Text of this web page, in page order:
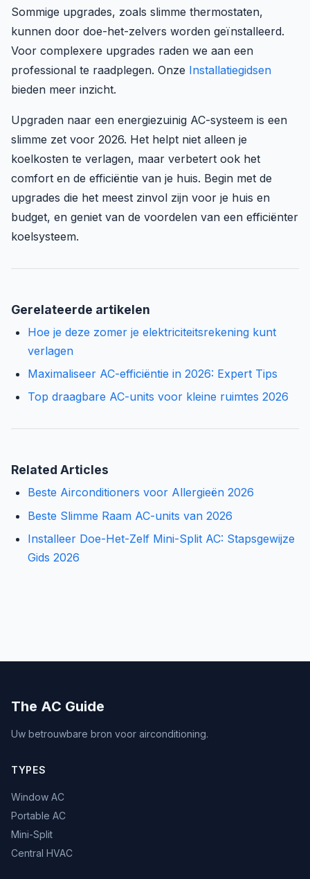
Sommige upgrades, zoals slimme thermostaten,
kunnen door doe-het-zelvers worden geïnstalleerd.
Voor complexere upgrades raden we aan een
professional te raadplegen. Onze Installatiegidsen
bieden meer inzicht.
Upgraden naar een energiezuinig AC-systeem is een
slimme zet voor 2026. Het helpt niet alleen je
koelkosten te verlagen, maar verbetert ook het
comfort en de efficiëntie van je huis. Begin met de
upgrades die het meest zinvol zijn voor je huis en
budget, en geniet van de voordelen van een efficiënter
koelsysteem.
Gerelateerde artikelen
Hoe je deze zomer je elektriciteitsrekening kunt
verlagen
Maximaliseer AC-efficiëntie in 2026: Expert Tips
Top draagbare AC-units voor kleine ruimtes 2026
Related Articles
Beste Airconditioners voor Allergieën 2026
Beste Slimme Raam AC-units van 2026
Installeer Doe-Het-Zelf Mini-Split AC: Stapsgewijze
Gids 2026
The AC Guide
Uw betrouwbare bron voor airconditioning.
TYPES
Window AC
Portable AC
Mini-Split
Central HVAC